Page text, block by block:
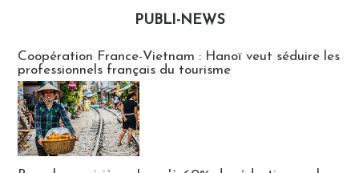
PUBLI-NEWS
Coopération France-Vietnam : Hanoï veut séduire les
professionnels français du tourisme